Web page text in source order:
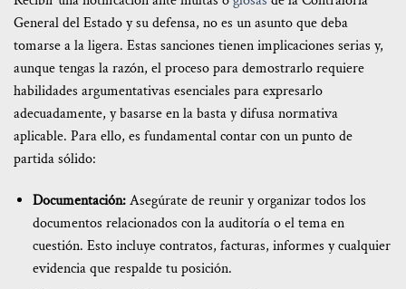
General del Estado y su defensa, no es un asunto que deba
tomarse a la ligera. Estas sanciones tienen implicaciones serias y,
aunque tengas la razón, el proceso para demostrarlo requiere
habilidades argumentativas esenciales para expresarlo
adecuadamente, y basarse en la basta y difusa normativa
aplicable. Para ello, es fundamental contar con un punto de
partida sólido:
Documentación:Asegúrate de reunir y organizar todos los
documentos relacionados con la auditoría o el tema en
cuestión. Esto incluye contratos, facturas, informes y cualquier
evidencia que respalde tu posición.